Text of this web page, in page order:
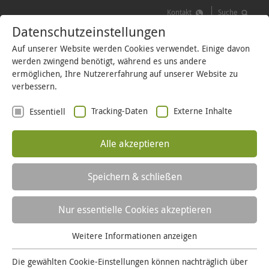
Kontakt Suche
MENÜ LOGIN
Für ALLE VON HIER!
KAMPAGNE
EINER VON HIER!
VERANSTAL- TUNGEN
Datenschutzeinstellungen
Auf unserer Website werden Cookies verwendet. Einige davon
werden zwingend benötigt, während es uns andere
ermöglichen, Ihre Nutzererfahrung auf unserer Website zu
verbessern.
Essentiell Tracking-Daten Externe Inhalte
Alle akzeptieren
Speichern & schließen
Nur essentielle Cookies akzeptieren
Essentielle Cookies werden für grundlegende Funktionen
Weitere Informationen anzeigen
Die gewählten Cookie-Einstellungen können nachträglich über